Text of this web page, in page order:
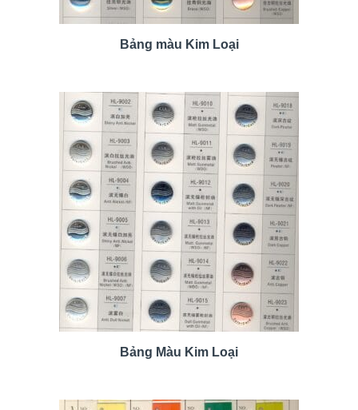
Bảng màu Kim Loại
Bảng Màu Kim Loại